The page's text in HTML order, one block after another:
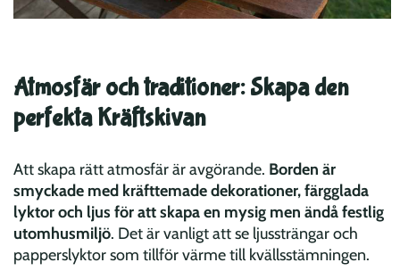
Atmosfär och traditioner: Skapa den
perfekta Kräftskivan
Att skapa rätt atmosfär är avgörande. Borden är
smyckade med kräfttemade dekorationer, färgglada
lyktor och ljus för att skapa en mysig men ändå festlig
utomhusmiljö. Det är vanligt att se ljussträngar och
papperslyktor som tillför värme till kvällsstämningen.